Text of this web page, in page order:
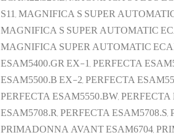
S11, MAGNIFICA S SUPER
MAGNIFICA S SUPER AUTOMATIC
MAGNIFICA SUPER AUTOMATIC
ESAM5400.GR EX-1, PERFECTA
ESAM5500.B EX-2, PERFECTA
PERFECTA ESAM5550.BW,
ESAM5708.R, PERFECTA
PRIMADONNA AVANT ESAM6704,